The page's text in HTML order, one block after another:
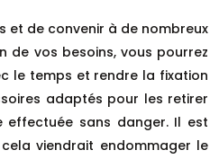
et de convenir à de nombreux
de vos besoins, vous pourrez
le temps et rendre la fixation
adaptés pour les retirer
effectuée sans danger. Il est
viendrait endommager le